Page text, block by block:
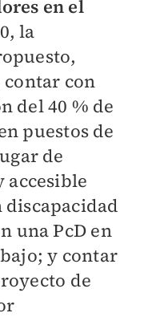
en el
la
contar con
del 40 % de
puestos de
de
discapacidad
una PcD en
y contar
de